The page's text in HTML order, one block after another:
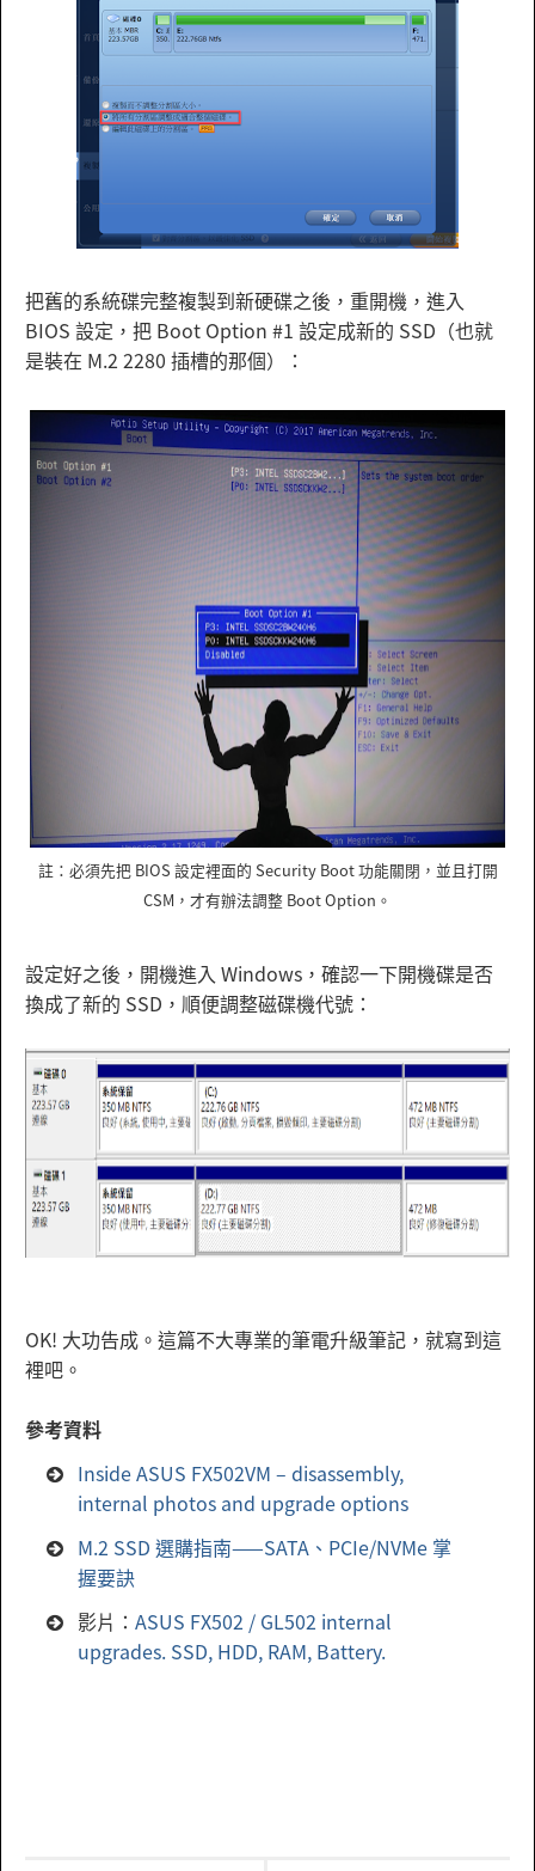
把舊的系統碟完整複製到新硬碟之後，重開機，進入
BIOS 設定，把 Boot Option #1 設定成新的 SSD（也就
是裝在 M.2 2280 插槽的那個）：
註：必須先把 BIOS 設定裡面的 Security Boot 功能關閉，並且打開
CSM，才有辦法調整 Boot Option。
設定好之後，開機進入 Windows，確認一下開機碟是否
換成了新的 SSD，順便調整磁碟機代號：
OK! 大功告成。這篇不大專業的筆電升級筆記，就寫到這
裡吧。
參考資料
Inside ASUS FX502VM – disassembly,
internal photos and upgrade options
M.2 SSD 選購指南——SATA、PCIe/NVMe 掌
握要訣
影片：ASUS FX502 / GL502 internal
upgrades. SSD, HDD, RAM, Battery.